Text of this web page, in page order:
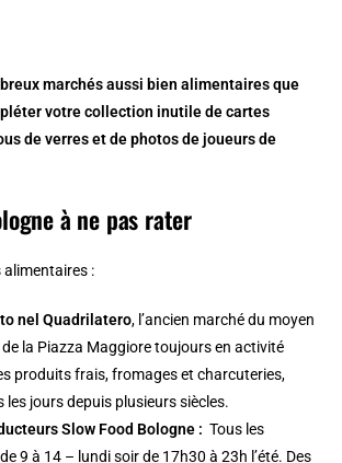
marchés aussi bien alimentaires que
votre collection inutile de cartes
de verres et de photos de joueurs de
à ne pas rater
alimentaires :
nel Quadrilatero, l’ancien marché du moyen
la Piazza Maggioretoujours en activité
produits frais, fromages et charcuteries,
les jours depuis plusieurs siècles.
Slow Food Bologne : Tous les
9 à 14 – lundi soir de 17h30 à 23h l’été. Des